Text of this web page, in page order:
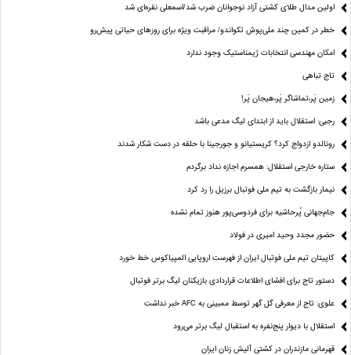
اولین مدال طلای کشتی آزاد نوجوانان ضرب شد/اسمعلی نقره‌ای شد
خطر در کمین چند ملی‌پوش تکواندو/ مراقبت ویژه برای روزهای حیاتی پیش‌رو
امکان مهندسی انتخابات ژیمناستیک وجود ندارد
تاج تباهی
زمین پَر،تماشاگر پَر،هیجان پَر!
رجبی: استقلال باید از ابتدای لیگ مدعی باشد
رونالدو ازدواج کرد؟ کریستیانو و جورجینا با حلقه در دست شکار شدند
ستاره خارجی استقلال: همسرم اجازه نداد برگردم
نیمار بازگشت به تیم ملی فوتبال برزیل را رد کرد
جام‌جهانی پُرحاشیه برای فردوسی‌پور هنوز تمام نشده
حضور مجدد وحید امیری در فولاد
کاپیتان تیم ملی فوتبال ایران از فهرست اروپایی المپیاکوس خط خورد
دستور تاج برای افشای اطلاعات قراردادی بازیکنان لیگ برتر فوتبال
علوی: تاج از معرفی گل گهر توسط ممبینی به AFC خبر نداشت
استقلال با دیوار پنج‌نفره به استقبال لیگ برتر می‌رود
قهرمانی مازندران در کشتی آلیش زنان ایران